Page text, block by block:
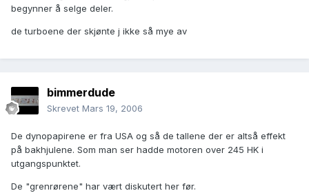
begynner å selge deler.
de turboene der skjønte j ikke så mye av
bimmerdude
Skrevet Mars 19, 2006
De dynopapirene er fra USA og så de tallene der er altså effekt
på bakhjulene. Som man ser hadde motoren over 245 HK i
utgangspunktet.
De "grenrørene" har vært diskutert her før.